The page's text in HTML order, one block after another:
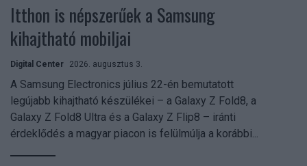
Itthon is népszerűek a Samsung
kihajtható mobiljai
Digital Center 2026. augusztus 3.
A Samsung Electronics július 22-én bemutatott
legújabb kihajtható készülékei – a Galaxy Z Fold8, a
Galaxy Z Fold8 Ultra és a Galaxy Z Flip8 – iránti
érdeklődés a magyar piacon is felülmúlja a korábbi...